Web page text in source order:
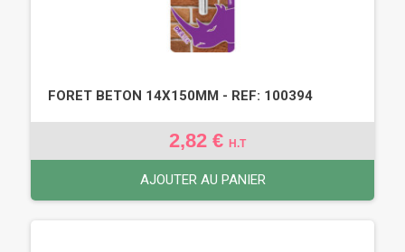
FORET BETON 14X150MM - REF: 100394
2,82 € H.T
AJOUTER AU PANIER